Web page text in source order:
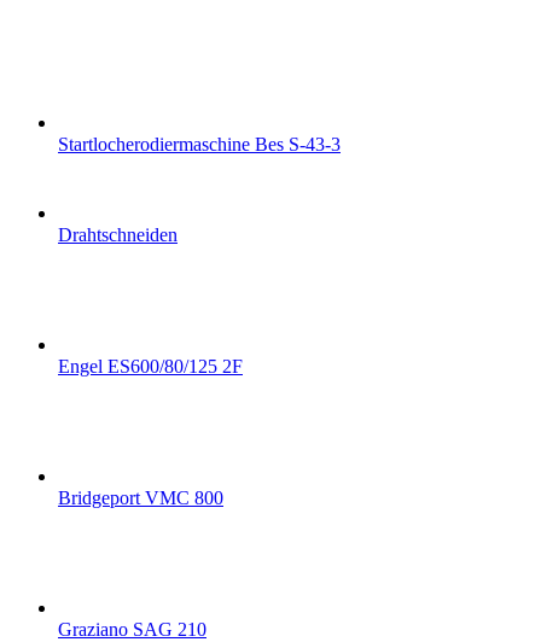
Startlocherodiermaschine Bes S-43-3
Drahtschneiden
Engel ES600/80/125 2F
Bridgeport VMC 800
Graziano SAG 210